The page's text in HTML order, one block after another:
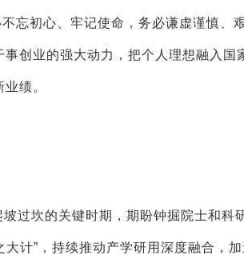
忘初心、牢记使命，务必谦虚谨慎、
创业的强大动力，把个人理想融入国
绩。
过坎的关键时期，期盼钟掘院士和科
计”，持续推动产学研用深度融合，